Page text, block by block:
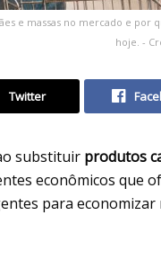
e massas no mercado e por
hoje. -
Twitter
substituir produtos
econômicos que
para economizar